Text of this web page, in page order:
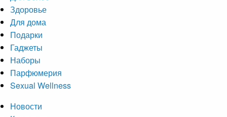
Здоровье
Для дома
Подарки
Гаджеты
Наборы
Парфюмерия
Sexual Wellness
Новости